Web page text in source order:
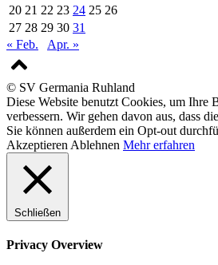
20 21 22 23 24 25 26
27 28 29 30 31
« Feb.
Apr. »
© SV Germania Ruhland
Diese Website benutzt Cookies, um Ihre
verbessern. Wir gehen davon aus, dass
Sie können außerdem ein Opt-out
Akzeptieren Ablehnen Mehr erfahren
Schließen
Privacy Overview